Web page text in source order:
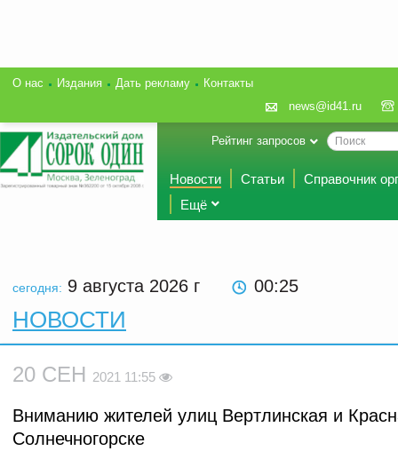
О нас Издания Дать рекламу
Контакты
news@id41.ru
Рейтинг запросов
Новости Статьи
Справочник
Ещё
сегодня: 9 августа 2026 г 00:25
НОВОСТИ
20 СЕН 2021 11:55
Вниманию жителей улиц Вертлинская и
Солнечногорске